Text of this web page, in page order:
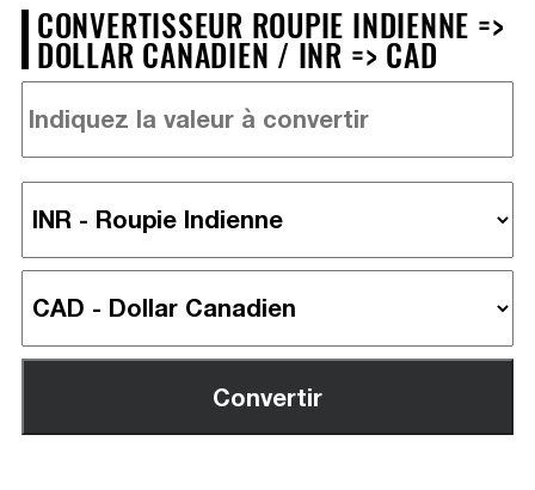
CONVERTISSEUR ROUPIE INDIENNE =>
DOLLAR CANADIEN / INR => CAD